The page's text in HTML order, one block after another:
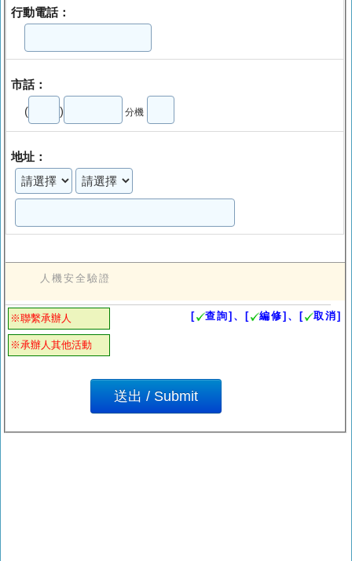
行動電話：
市話：
( ) 分機
地址：
人機安全驗證
※聯繫承辦人
※承辦人其他活動
[ 查詢]、[ 編修]、[ 取消]